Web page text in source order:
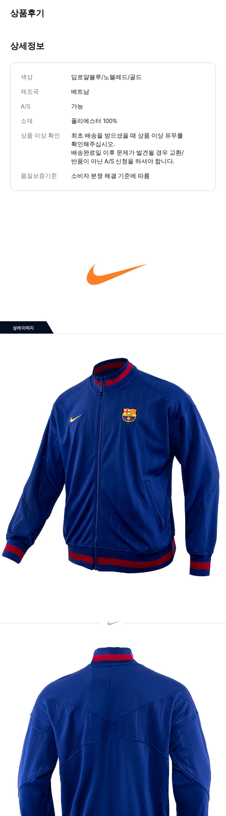
상품후기
상세정보
색상 딥로얄블루/노블레드/골드
제조국 베트남
A/S 가능
소재 폴리에스터 100%
상품 이상 확인
최초 배송을 받으셨을 때 상품 이상 유무를
확인해주십시오.
배송완료일 이후 문제가 발견될 경우 교환/
반품이 아닌 A/S 신청을 하셔야 합니다.
품질보증기준 소비자 분쟁 해결 기준에 따름